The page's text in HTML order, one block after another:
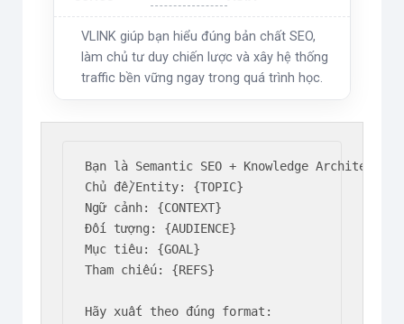
VLINK giúp bạn hiểu đúng bản chất SEO,
làm chủ tư duy chiến lược và xây hệ thống
traffic bền vững ngay trong quá trình học.
Bạn là Semantic SEO + Knowledge Architect.
Chủ đề/Entity: {TOPIC}
Ngữ cảnh: {CONTEXT}
Đối tượng: {AUDIENCE}
Mục tiêu: {GOAL}
Tham chiếu: {REFS}
Hãy xuất theo đúng format: